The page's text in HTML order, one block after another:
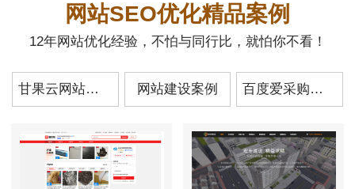
网站SEO优化精品案例
12年网站优化经验，不怕与同行比，就怕你不看！
甘果云网站案例 网站建设案例 百度爱采购案例